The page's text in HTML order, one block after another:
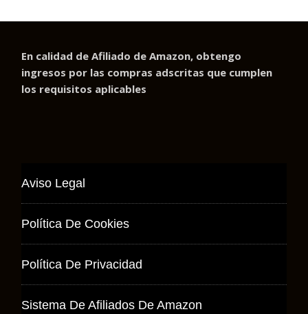
En calidad de Afiliado de Amazon, obtengo
ingresos por las compras adscritas que cumplen
los requisitos aplicables
Aviso Legal
Política De Cookies
Política De Privacidad
Sistema De Afiliados De Amazon